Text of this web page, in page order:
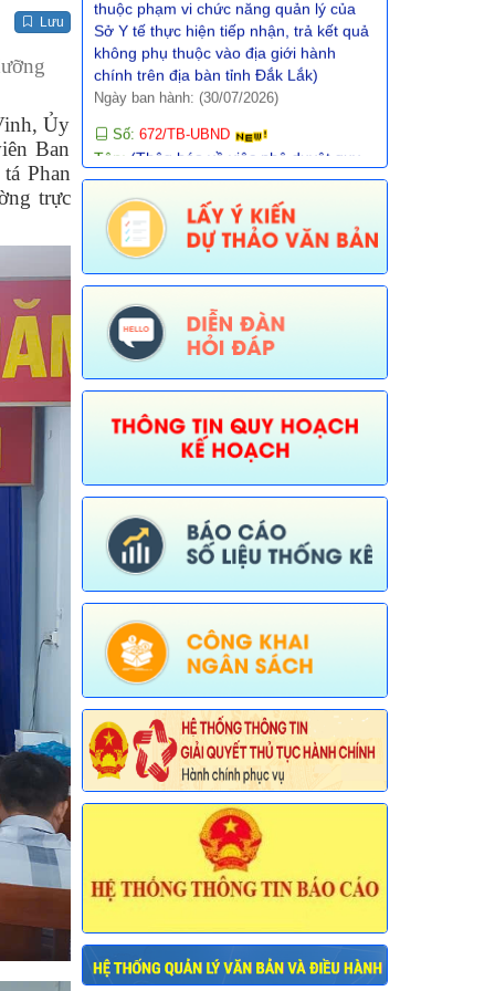
Lưu
Ủy
Ban
Phan
trực
Ngày ban hành: (30/07/2026)
Số: 672/TB-UBND
Tên:(Thôg báo về việc phê duyệt quy
trình nội bộ giải quyết TTHC trong lĩnh
vực Thông tin, báo chí nước ngoài tại
Việt Nam thuộc phạm vi chức năng
quản lý nhà nước của Văn phòng UBND
không phụ thuộc vào ĐGHC)
Ngày ban hành: (30/07/2026)
Số:673/TB-UBND
mục thủ tục hành chính được sửa đổi,
bổ sung trong lĩnh vực Phát thanh
truyền hình và thông tin điện tử thuộc
Ngày ban hành: (30/07/2026)
Tên:(Thông báo về việc công bố Danh
mục thủ tục hành chính được sửa đổi,
bổ sung, thay thế, bãi bỏ trong lĩnh vực
đường thủy nội địa thuộc phạm vi chức
năng quản lý của Sở Xây dựng)
Ngày ban hành: (30/07/2026)
Số:675/TB-UBND
Tên:(Thông báo về việc công bố Danh
mục thủ tục hành chính bị bãi bỏ trong
lĩnh vực nông nghiệp thuộc phạm vi
chức năng quản lý của Sở Nông nghiệp
và Môi trường)
Ngày ban hành: (30/07/2026)
676/TB-UBND
(Thông báo về việc công bố thủ
tục hành chính nội bộ được sửa đổi, bổ
sung trong lĩnh vực đường thủy nội địa
thuộc phạm vi chức năng quản lý của
Ngày ban hành: (30/07/2026)
Số:677/TB-UBND